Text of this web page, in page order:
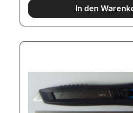
In den